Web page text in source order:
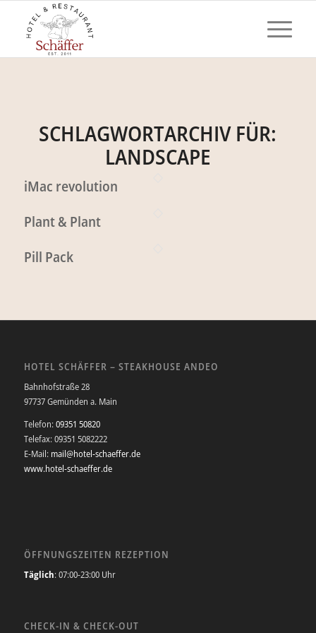
SCHLAGWORTARCHIV FÜR:
LANDSCAPE
iMac revolution
Plant & Plant
Pill Pack
HOTEL SCHÄFFER – STEAKHOUSE ANDEO
Bahnhofstraße 28
97737 Gemünden a. Main
Telefon:09351 50820
Telefax: 09351 5082222
E-Mail: mail@hotel-schaeffer.de
www.hotel-schaeffer.de
ÖFFNUNGSZEITEN REZEPTION
Täglich: 07:00-23:00 Uhr
CHECK-IN & CHECK-OUT